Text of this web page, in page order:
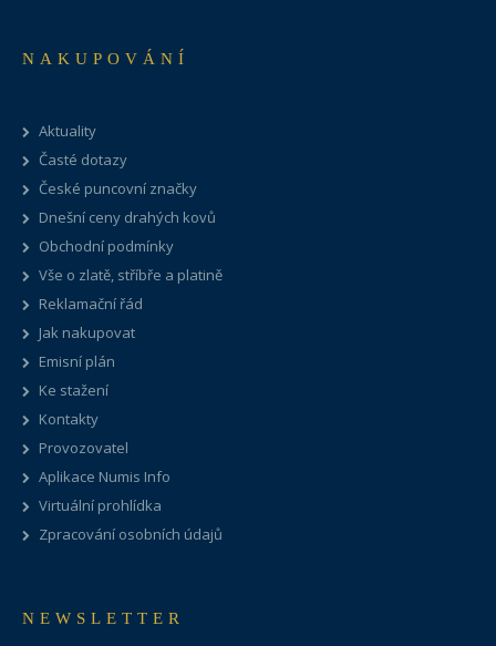
NAKUPOVÁNÍ
Aktuality
Časté dotazy
České puncovní značky
Dnešní ceny drahých kovů
Obchodní podmínky
Vše o zlatě, stříbře a platině
Reklamační řád
Jak nakupovat
Emisní plán
Ke stažení
Kontakty
Provozovatel
Aplikace Numis Info
Virtuální prohlídka
Zpracování osobních údajů
NEWSLETTER